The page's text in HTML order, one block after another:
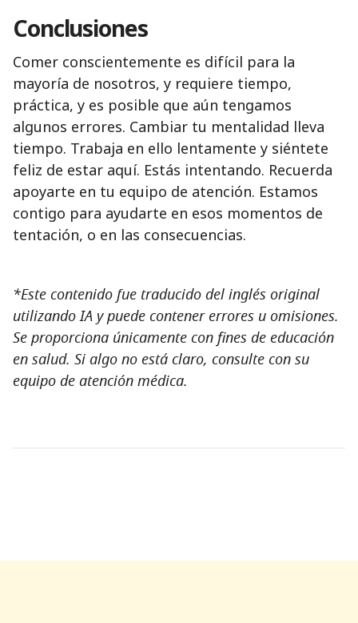
Conclusiones
Comer conscientemente es difícil para la
mayoría de nosotros, y requiere tiempo,
práctica, y es posible que aún tengamos
algunos errores. Cambiar tu mentalidad lleva
tiempo. Trabaja en ello lentamente y siéntete
feliz de estar aquí. Estás intentando. Recuerda
apoyarte en tu equipo de atención. Estamos
contigo para ayudarte en esos momentos de
tentación, o en las consecuencias.
*Este contenido fue traducido del inglés original
utilizando IA y puede contener errores u omisiones.
Se proporciona únicamente con fines de educación
en salud. Si algo no está claro, consulte con su
equipo de atención médica.